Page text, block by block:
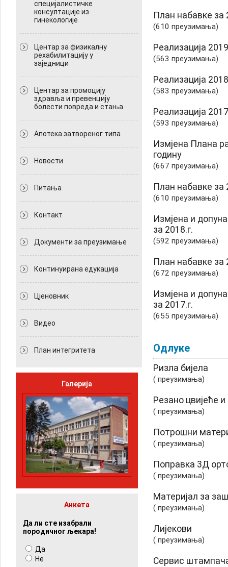
специјалистичке
консултације из
гинекологије
Центар за физикалну
рехабилитацију у
заједници
Центар за промоцију
здравља и превенцију
болести повреда и стања
Апотека затвореног типа
Новости
Питања
Контакт
Документи за преузимање
Континуирана едукација
Цјеновник
Видео
План интегритета
Галерија
Анкета
Да ли сте изабрали
породичног љекара!
Да
Не
План набавке за
(610 преузимања)
Реализација
(563 преузимања)
Реализација
(583 преузимања)
Реализација
(593 преузимања)
Измјена Плана
годину
(667 преузимања)
План набавке за
(610 преузимања)
Измјена и
за 2018.г.
(592 преузимања)
План набавке за
(672 преузимања)
Измјена и
за 2017.г.
(655 преузимања)
Одлуке
Ризла бијела
( преузимања)
Резано цвијеће
( преузимања)
Потрошни
( преузимања)
Поправка 3Д
( преузимања)
Материјал за
( преузимања)
Лијекови
( преузимања)
Сервис